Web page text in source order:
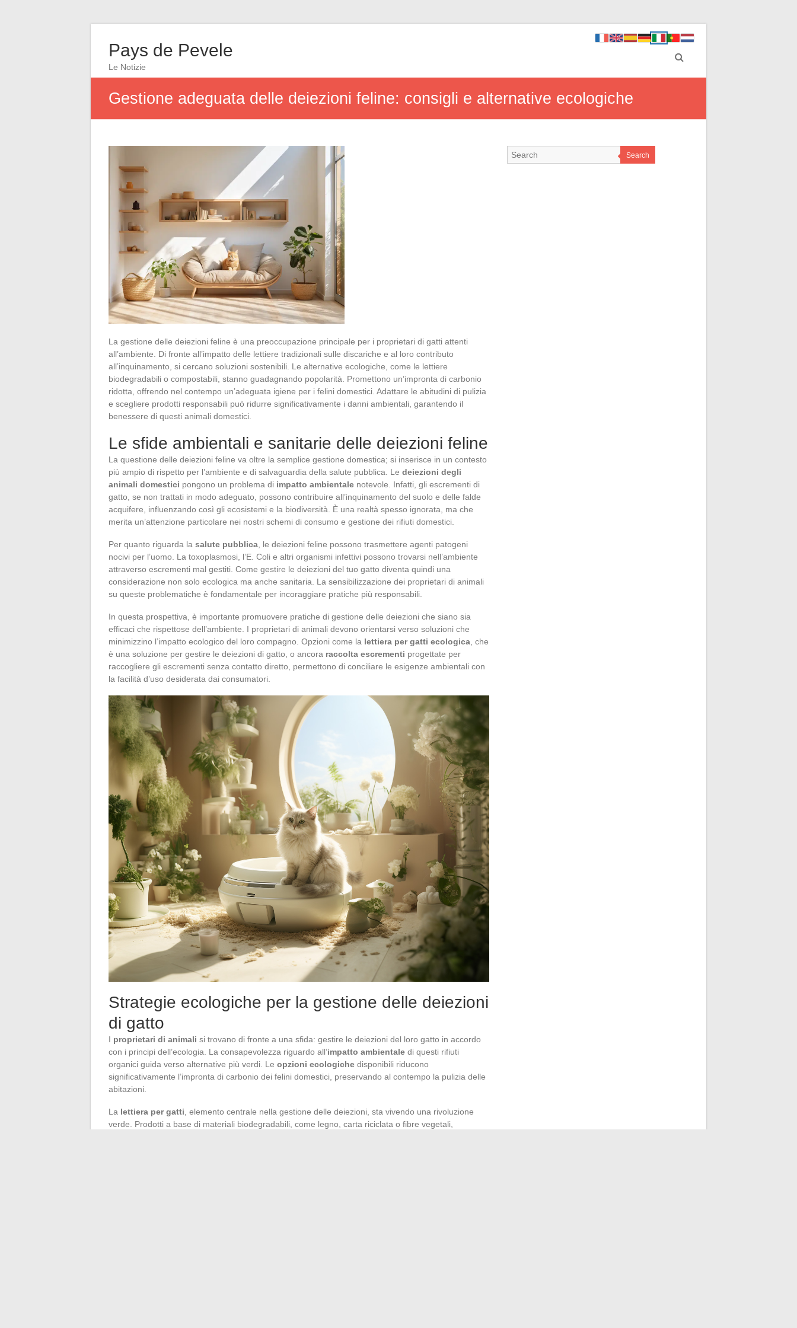
Pays de Pevele
Le Notizie
Gestione adeguata delle deiezioni feline: consigli e alternative ecologiche
La gestione delle deiezioni feline è una preoccupazione principale per i proprietari di gatti attenti
all’ambiente. Di fronte all’impatto delle lettiere tradizionali sulle discariche e al loro contributo
all’inquinamento, si cercano soluzioni sostenibili. Le alternative ecologiche, come le lettiere
biodegradabili o compostabili, stanno guadagnando popolarità. Promettono un’impronta di carbonio
ridotta, offrendo nel contempo un’adeguata igiene per i felini domestici. Adattare le abitudini di pulizia
e scegliere prodotti responsabili può ridurre significativamente i danni ambientali, garantendo il
benessere di questi animali domestici.
Le sfide ambientali e sanitarie delle deiezioni feline
La questione delle deiezioni feline va oltre la semplice gestione domestica; si inserisce in un contesto
più ampio di rispetto per l’ambiente e di salvaguardia della salute pubblica. Le deiezioni degli
animali domestici pongono un problema di impatto ambientale notevole. Infatti, gli escrementi di
gatto, se non trattati in modo adeguato, possono contribuire all’inquinamento del suolo e delle falde
acquifere, influenzando così gli ecosistemi e la biodiversità. È una realtà spesso ignorata, ma che
merita un’attenzione particolare nei nostri schemi di consumo e gestione dei rifiuti domestici.
Per quanto riguarda la salute pubblica , le deiezioni feline possono trasmettere agenti patogeni
nocivi per l’uomo. La toxoplasmosi, l’E. Coli e altri organismi infettivi possono trovarsi nell’ambiente
attraverso escrementi mal gestiti. Come gestire le deiezioni del tuo gatto diventa quindi una
considerazione non solo ecologica ma anche sanitaria. La sensibilizzazione dei proprietari di animali
su queste problematiche è fondamentale per incoraggiare pratiche più responsabili.
In questa prospettiva, è importante promuovere pratiche di gestione delle deiezioni che siano sia
efficaci che rispettose dell’ambiente. I proprietari di animali devono orientarsi verso soluzioni che
minimizzino l’impatto ecologico del loro compagno. Opzioni come la lettiera per gatti ecologica , che
è una soluzione per gestire le deiezioni di gatto, o ancora raccolta escrementi progettate per
raccogliere gli escrementi senza contatto diretto, permettono di conciliare le esigenze ambientali con
la facilità d’uso desiderata dai consumatori.
Strategie ecologiche per la gestione delle deiezioni
di gatto
I proprietari di animali si trovano di fronte a una sfida: gestire le deiezioni del loro gatto in accordo
con i principi dell’ecologia. La consapevolezza riguardo all’impatto ambientale di questi rifiuti
organici guida verso alternative più verdi. Le opzioni ecologiche disponibili riducono
significativamente l’impronta di carbonio dei felini domestici, preservando al contempo la pulizia delle
abitazioni.
La lettiera per gatti , elemento centrale nella gestione delle deiezioni, sta vivendo una rivoluzione
verde. Prodotti a base di materiali biodegradabili, come legno, carta riciclata o fibre vegetali,
Search